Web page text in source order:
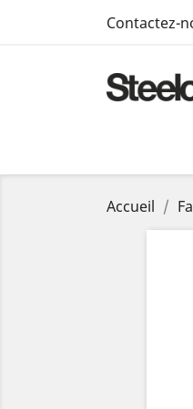
Contactez-
Accueil